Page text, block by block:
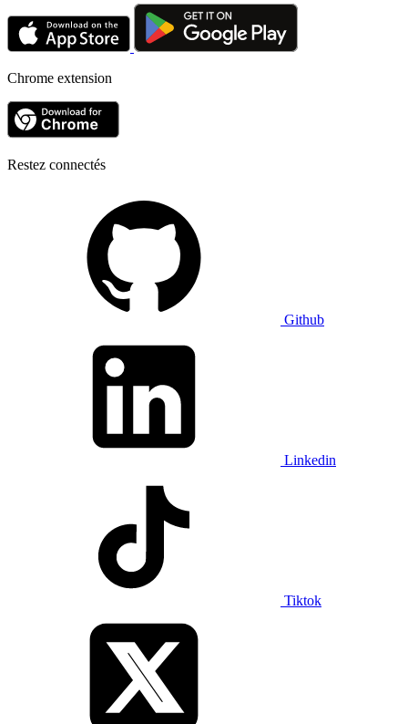
Chrome extension
Restez connectés
Github
Linkedin
Tiktok